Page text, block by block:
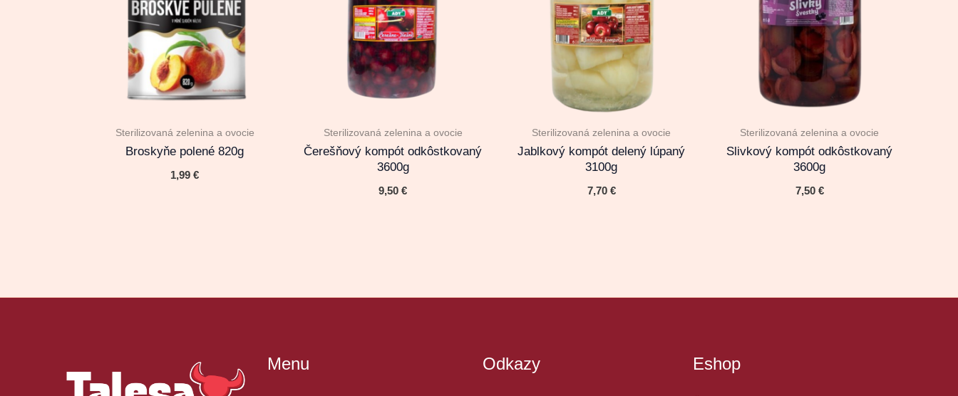
Sterilizovaná zelenina a ovocie
Broskyňe polené 820g
1,99€
Sterilizovaná zelenina a ovocie
Čerešňový kompót odkôstkovaný
3600g
9,50€
Sterilizovaná zelenina a ovocie
Jablkový kompót delený lúpaný
3100g
7,70 €
Sterilizovaná zelenina a ovocie
Slivkový kompót odkôstkovaný
3600g
7,50 €
Menu Odkazy Eshop